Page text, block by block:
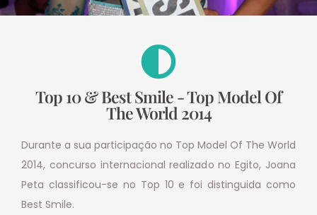
Top 10 & Best Smile - Top Model Of
The World 2014
Durante a sua participação no Top Model Of The World
2014, concurso internacional realizado no Egito, Joana
Peta classificou-se no Top 10 e foi distinguida como
Best Smile.